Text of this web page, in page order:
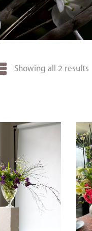
Showing all 2 results